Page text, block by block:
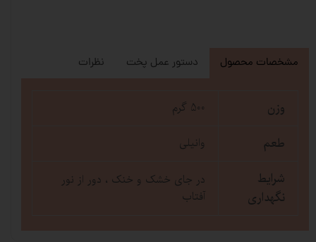
مشخصات محصول دستور عمل پخت نظرات
وزن 500 گرم
طعم وانیلی
شرایط
نگهداری
در جای خشک و خنک ، دور از نور
آفتاب